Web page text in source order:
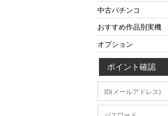
中古パチンコ
おすすめ作品別実機
オプション
ポイント確認